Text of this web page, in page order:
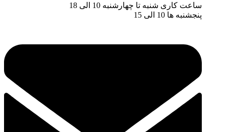
ساعت کاری شنبه تا چهارشنبه 10 الی 18
پنجشنبه ها 10 الی 15